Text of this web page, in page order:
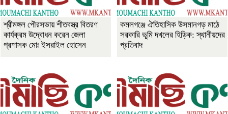
শ্রীমঙ্গল পৌরসভায় শীতবস্ত্র বিতরণ
কার্যক্রম উদ্বোধন করেন জেলা
প্রশাসক মোঃ ইসরাইল হোসেন
কমলগঞ্জে ঐতিহাসিক উসমানগড় মাঠে
সরকারি ভূমি দখলের হিড়িক: স্থানীয়দের
প্রতিবাদ